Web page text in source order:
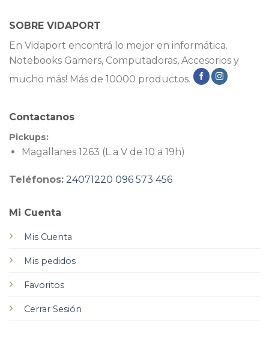
SOBRE VIDAPORT
En Vidaport encontrá lo mejor en informática.
Notebooks Gamers, Computadoras, Accesorios y
mucho más! Más de 10000 productos.
Mi Cuenta
Mis Cuenta
Mis pedidos
Favoritos
Cerrar Sesión
Contactanos
Pickups:
Magallanes 1263 (L a V de 10 a 19h)
Teléfonos: 24071220 096 573 456